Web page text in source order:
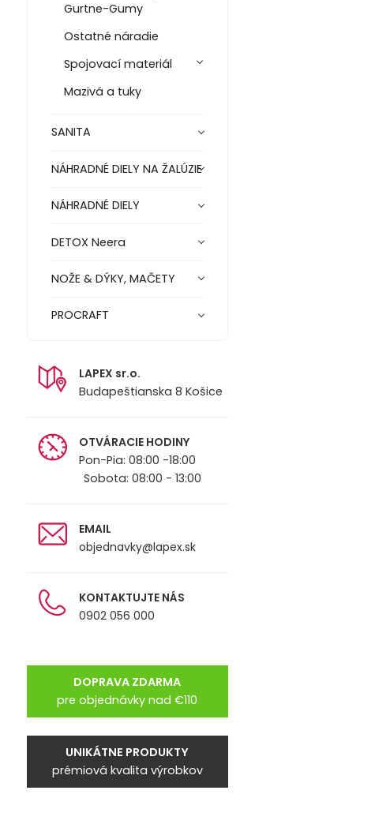
Gurtne-Gumy
Ostatné náradie
Spojovací materiál
Mazivá a tuky
SANITA
NÁHRADNÉ DIELY NA ŽALÚZIE
NÁHRADNÉ DIELY
DETOX Neera
NOŽE & DÝKY, MAČETY
PROCRAFT
LAPEX sr.o.
Budapeštianska 8 Košice
OTVÁRACIE HODINY
Pon-Pia: 08:00 -18:00
Sobota: 08:00 - 13:00
EMAIL
objednavky@lapex.sk
KONTAKTUJTE NÁS
0902 056 000
DOPRAVA ZDARMA
pre objednávky nad €110
UNIKÁTNE PRODUKTY
prémiová kvalita výrobkov